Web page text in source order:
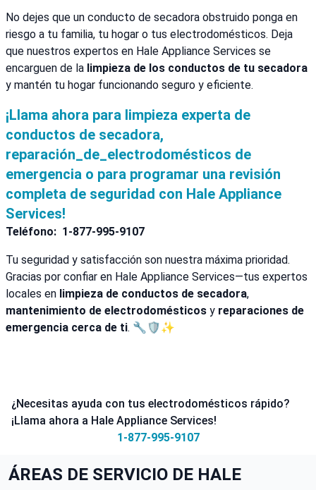
No dejes que un conducto de secadora obstruido ponga en
riesgo a tu familia, tu hogar o tus electrodomésticos. Deja
que nuestros expertos en Hale Appliance Services se
encarguen de la limpieza de los conductos de tu secadora
y mantén tu hogar funcionando seguro y eficiente.
¡Llama ahora para limpieza experta de
conductos de secadora,
reparación_de_electrodomésticos de
emergencia o para programar una revisión
completa de seguridad con Hale Appliance
Services!
Teléfono: 1-877-995-9107
Tu seguridad y satisfacción son nuestra máxima prioridad.
Gracias por confiar en Hale Appliance Services—tus expertos
locales en limpieza de conductos de secadora,
mantenimiento de electrodomésticos y reparaciones de
emergencia cerca de ti. 🔧🛡️✨
¿Necesitas ayuda con tus electrodomésticos rápido?
¡Llama ahora a Hale Appliance Services!
1-877-995-9107
ÁREAS DE SERVICIO DE HALE